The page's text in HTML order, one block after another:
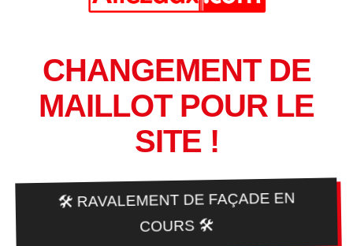
CHANGEMENT DE
MAILLOT POUR LE
SITE !
🛠️ RAVALEMENT DE FAÇADE EN
COURS 🛠️